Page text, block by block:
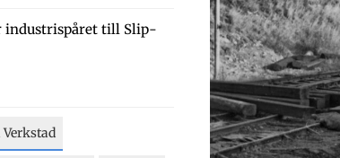
industrispåret till Slip-